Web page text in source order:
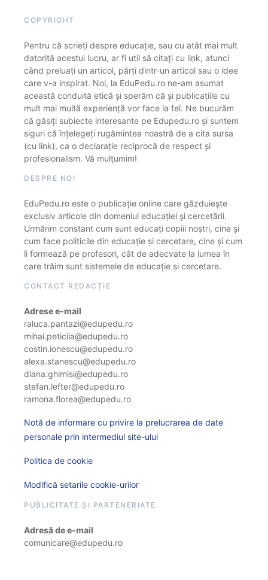
COPYRIGHT
Pentru că scrieți despre educație, sau cu atât mai mult
datorită acestui lucru, ar fi util să citați cu link, atunci
când preluați un articol, părți dintr-un articol sau o idee
care v-a inspirat. Noi, la EduPedu.ro ne-am asumat
această conduită etică și sperăm că și publicațiile cu
mult mai multă experiență vor face la fel. Ne bucurăm
că găsiți subiecte interesante pe Edupedu.ro și suntem
siguri că înțelegeți rugămintea noastră de a cita sursa
(cu link), ca o declarație reciprocă de respect și
profesionalism. Vă mulțumim!
DESPRE NOI
EduPedu.ro este o publicație online care găzduiește
exclusiv articole din domeniul educației și cercetării.
Urmărim constant cum sunt educați copiii noștri, cine și
cum face politicile din educație și cercetare, cine și cum
îi formează pe profesori, cât de adecvate la lumea în
care trăim sunt sistemele de educație și cercetare.
CONTACT REDACȚIE
Adrese e-mail
raluca.pantazi@edupedu.ro
mihai.peticila@edupedu.ro
costin.ionescu@edupedu.ro
alexa.stanescu@edupedu.ro
diana.ghimisi@edupedu.ro
stefan.lefter@edupedu.ro
ramona.florea@edupedu.ro
Notă de informare cu privire la prelucrarea de date
personale prin intermediul site-ului
Politica de cookie
Modifică setarile cookie-urilor
PUBLICITATE ȘI PARTENERIATE
Adresă de e-mail
comunicare@edupedu.ro